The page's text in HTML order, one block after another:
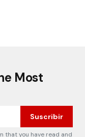
Most
Suscribir
that you have read and